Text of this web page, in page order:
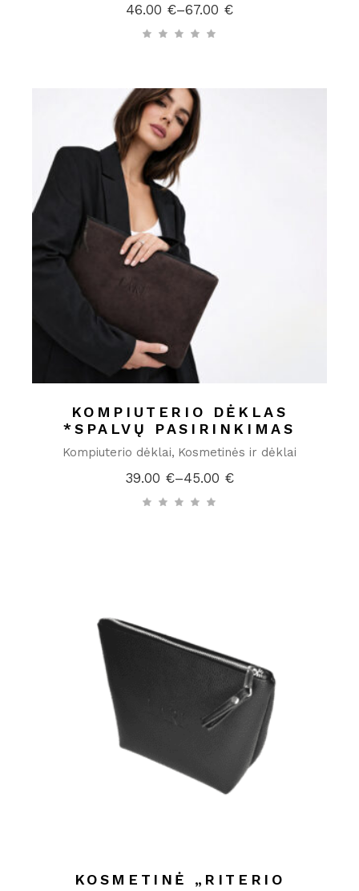
46.00 €–67.00 €
Price
range:
46.00 €
KOMPIUTERIO DĖKLAS
*SPALVŲ PASIRINKIMAS
Kompiuterio dėklai Kosmetinės ir dėklai
39.00 €–45.00 €
Price
range:
39.00 €
KOSMETINĖ „RITERIO